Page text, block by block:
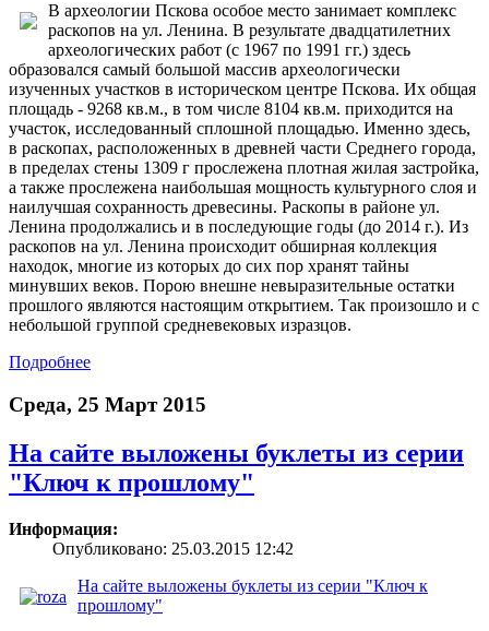
В археологии Пскова особое место занимает комплекс
раскопов на ул. Ленина. В результате двадцатилетних
археологических работ (с 1967 по 1991 гг.) здесь
образовался самый большой массив археологически
изученных участков в историческом центре Пскова. Их общая
площадь - 9268 кв.м., в том числе 8104 кв.м. приходится на
участок, исследованный сплошной площадью. Именно здесь,
в раскопах, расположенных в древней части Среднего города,
в пределах стены 1309 г прослежена плотная жилая застройка,
а также прослежена наибольшая мощность культурного слоя и
наилучшая сохранность древесины. Раскопы в районе ул.
Ленина продолжались и в последующие годы (до 2014 г.). Из
раскопов на ул. Ленина происходит обширная коллекция
находок, многие из которых до сих пор хранят тайны
минувших веков. Порою внешне невыразительные остатки
прошлого являются настоящим открытием. Так произошло и с
небольшой группой средневековых изразцов.
Подробнее
Среда, 25 Март 2015
На сайте выложены буклеты из серии
"Ключ к прошлому"
Информация:
Опубликовано: 25.03.2015 12:42
На сайте выложены буклеты из серии "Ключ к
прошлому"